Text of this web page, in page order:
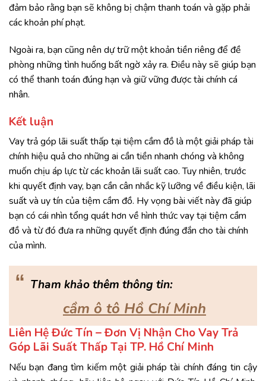
đảm bảo rằng bạn sẽ không bị chậm thanh toán và gặp phải
các khoản phí phạt.
Ngoài ra, bạn cũng nên dự trữ một khoản tiền riêng để đề
phòng những tình huống bất ngờ xảy ra. Điều này sẽ giúp bạn
có thể thanh toán đúng hạn và giữ vững được tài chính cá
nhân.
Kết luận
Vay trả góp lãi suất thấp tại tiệm cầm đồ là một giải pháp tài
chính hiệu quả cho những ai cần tiền nhanh chóng và không
muốn chịu áp lực từ các khoản lãi suất cao. Tuy nhiên, trước
khi quyết định vay, bạn cần cân nhắc kỹ lưỡng về điều kiện, lãi
suất và uy tín của tiệm cầm đồ. Hy vọng bài viết này đã giúp
bạn có cái nhìn tổng quát hơn về hình thức vay tại tiệm cầm
đồ và từ đó đưa ra những quyết định đúng đắn cho tài chính
của mình.
“ Tham khảo thêm thông tin:
cầm ô tô Hồ Chí Minh
Liên Hệ Đức Tín – Đơn Vị Nhận Cho Vay Trả
Góp Lãi Suất Thấp Tại TP. Hồ Chí Minh
Nếu bạn đang tìm kiếm một giải pháp tài chính đáng tin cậy